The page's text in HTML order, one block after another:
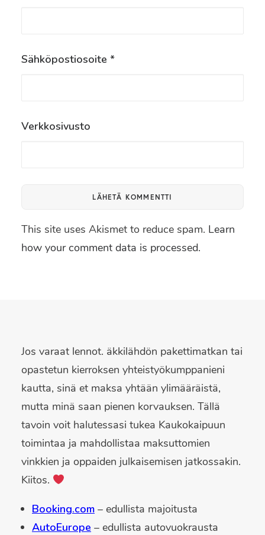
Sähköpostiosoite *
Verkkosivusto
This site uses Akismet to reduce spam. Learn
how your comment data is processed.
Jos varaat lennot. äkkilähdön pakettimatkan tai
opastetun kierroksen yhteistyökumppanieni
kautta, sinä et maksa yhtään ylimääräistä,
mutta minä saan pienen korvauksen. Tällä
tavoin voit halutessasi tukea Kaukokaipuun
toimintaa ja mahdollistaa maksuttomien
vinkkien ja oppaiden julkaisemisen jatkossakin.
Kiitos.
Booking.com – edullista majoitusta
AutoEurope – edullista autovuokrausta